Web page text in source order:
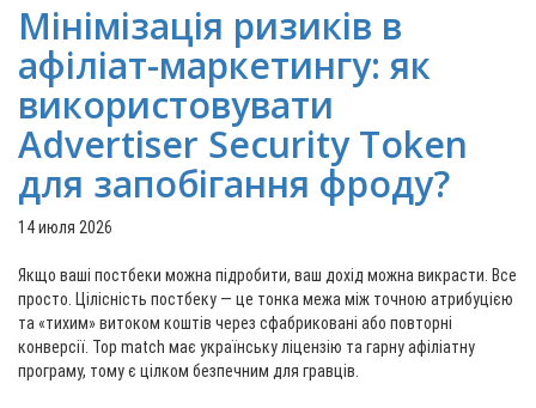
Мінімізація ризиків в
афіліат-маркетингу: як
використовувати
Advertiser Security Token
для запобігання фроду?
14 июля 2026
Якщо ваші постбеки можна підробити, ваш дохід можна викрасти. Все
просто. Цілісність постбеку — це тонка межа між точною атрибуцією
та «тихим» витоком коштів через сфабриковані або повторні
конверсії. Top match має українську ліцензію та гарну афіліатну
програму, тому є цілком безпечним для гравців.